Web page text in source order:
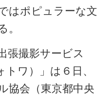
はポピュラーな文
。
張撮影サービス
トワ）」は６日、
協会（東京都中央